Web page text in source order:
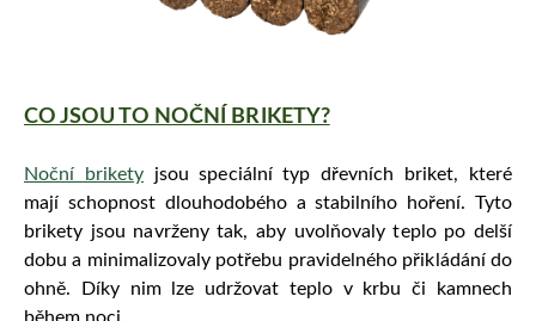
CO JSOU TO NOČNÍ BRIKETY?
Noční brikety jsou speciální typ dřevních briket, které
mají schopnost dlouhodobého a stabilního hoření. Tyto
brikety jsou navrženy tak, aby uvolňovaly teplo po delší
dobu a minimalizovaly potřebu pravidelného přikládání do
ohně. Díky nim lze udržovat teplo v krbu či kamnech